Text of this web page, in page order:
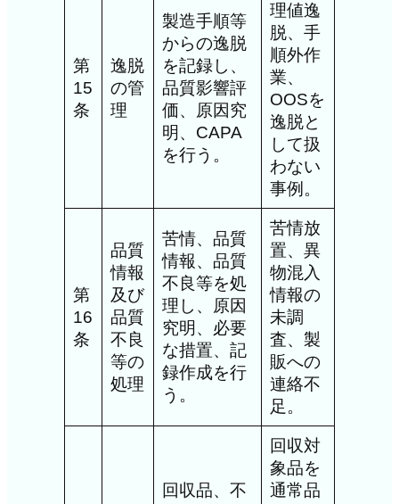
第
15
条
逸脱
の管
理
製造手順等
からの逸脱
を記録し、
品質影響評
価、原因究
明、CAPA
を行う。
理値逸
脱、手
順外作
業、
OOSを
逸脱と
して扱
わない
事例。
第
16
条
品質
情報
及び
品質
不良
等の
処理
苦情、品質
情報、品質
不良等を処
理し、原因
究明、必要
な措置、記
録作成を行
う。
苦情放
置、異
物混入
情報の
未調
査、製
販への
連絡不
足。
回収品、不
回収対
象品を
通常品